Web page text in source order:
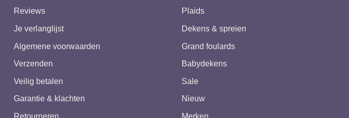
Reviews
Je verlanglijst
Algemene voorwaarden
Verzenden
Veilig betalen
Garantie & klachten
Retourneren
Plaids
Dekens & spreien
Grand foulards
Babydekens
Sale
Nieuw
Merken